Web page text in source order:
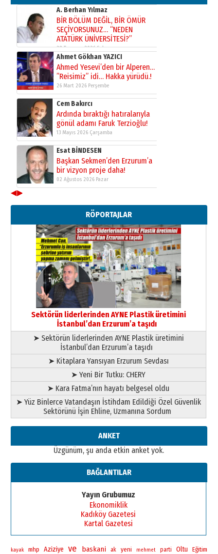
ATATÜRK ÜNİVERSİTESİ?”
28 Temmuz 2026 Salı
Ahmet Gökhan YAZICI
Ahmed Yesevi’den bir Alperen…
”Reisimiz” idi… Hakka yürüdü.!
26 Mart 2026 Perşembe
Cem Bakırcı
Ardında bıraktığı hatıralarıyla
gönül adamı Faruk Terzioğlu!
13 Mayıs 2026 Çarşamba
Esat BİNDESEN
Başkan Sekmen’den Erzurum’a
bir vizyon proje daha!
02 Ağustos 2026 Pazar
Kadir SABUNCUOĞLU
Erzurumspor’un köşe taşları
29 Haziran 2026 Pazartesi
Kenan GÜLERCİ
Murat Şahsuvaroğlu ERKON’da
çıtayı yukarı taşırken,
yönetimdekiler aşağı
çekmemeli!
17 Şubat 2026 SalıOrhan BOZKURT
Bir fotoğraf, bir şehir, bir
gazeteci… Dizginler kimin
elinde?
31 Mart 2026 Salı
A. Berhan Yılmaz
BİR BÖLÜM DEĞİL, BİR ÖMÜR
SEÇİYORSUNUZ… “NEDEN
ATATÜRK ÜNİVERSİTESİ?”
28 Temmuz 2026 Salı
Ahmet Gökhan YAZICI
Ahmed Yesevi’den bir Alperen…
”Reisimiz” idi… Hakka yürüdü.!
26 Mart 2026 Perşembe
Cem Bakırcı
Ardında bıraktığı hatıralarıyla
13 Mayıs 2026 Çarşamba
Esat BİNDESEN
bir vizyon proje daha!
◀▶
RÖPORTAJLAR
Sektörün liderlerinden AYNE Plastik üretimini
İstanbul’dan Erzurum’a taşıdı
➤ Sektörün liderlerinden AYNE Plastik üretimini
İstanbul’dan Erzurum’a taşıdı
➤ Kitaplara Yansıyan Erzurum Sevdası
➤ Yeni Bir Tutku: CHERY
➤ Kara Fatma’nın hayatı belgesel oldu
➤ Yüz Binlerce Vatandaşın İstihdam Edildiği Özel Güvenlik
Sektörünü İşin Ehline, Uzmanına Sordum
ANKET
Üzgünüm, şu anda etkin anket yok.
BAĞLANTILAR
Yayın Grubumuz
Ekonomiklik
Kadıköy Gazetesi
Kartal Gazetesi
kayak mhp Aziziye ve baskani ak yeni mehmet parti Oltu Eğitim